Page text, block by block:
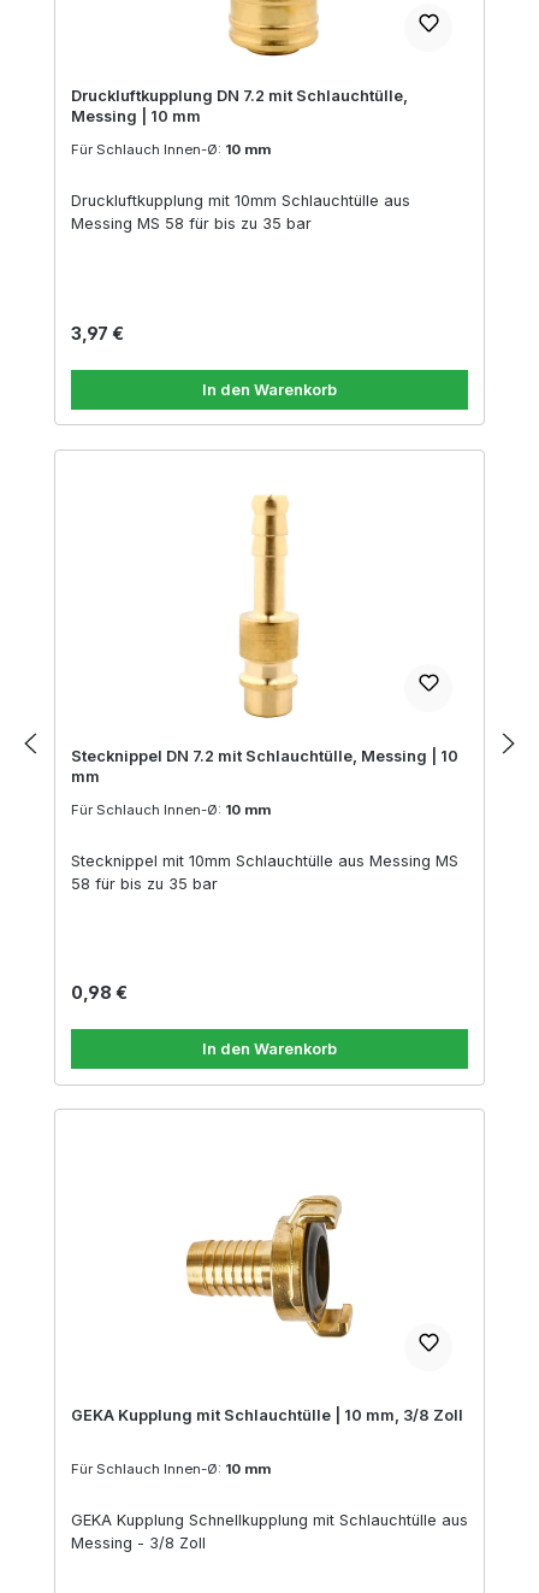
Druckluftkupplung DN 7.2 mit Schlauchtülle,
Messing | 10 mm
Für Schlauch Innen-Ø: 10 mm
Druckluftkupplung mit 10mm Schlauchtülle aus
Messing MS 58 für bis zu 35 bar
Regulärer Preis:
3,97 €
In den Warenkorb
Stecknippel DN 7.2 mit Schlauchtülle, Messing | 10
mm
Für Schlauch Innen-Ø: 10 mm
Stecknippel mit 10mm Schlauchtülle aus Messing MS
58 für bis zu 35 bar
Regulärer Preis:
0,98 €
In den Warenkorb
GEKA Kupplung mit Schlauchtülle | 10 mm, 3/8 Zoll
Für Schlauch Innen-Ø: 10 mm
GEKA Kupplung Schnellkupplung mit Schlauchtülle aus
Messing - 3/8 Zoll